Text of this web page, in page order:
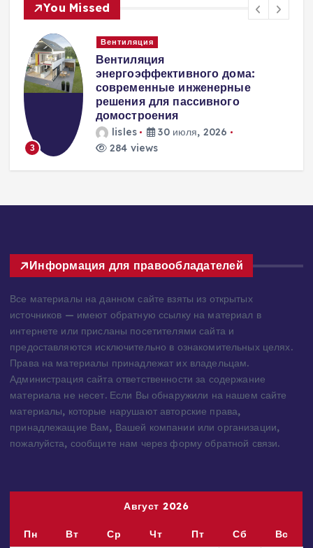
You Missed
3
Вентиляция
Вентиляция
энергоэффективного дома:
современные инженерные
решения для пассивного
домостроения
lisles
30 июля, 2026
284 views
Информация для правообладателей
Все материалы на данном сайте взяты из открытых
источников — имеют обратную ссылку на материал в
интернете или присланы посетителями сайта и
предоставляются исключительно в ознакомительных целях.
Права на материалы принадлежат их владельцам.
Администрация сайта ответственности за содержание
материала не несет. Если Вы обнаружили на нашем сайте
материалы, которые нарушают авторские права,
принадлежащие Вам, Вашей компании или организации,
пожалуйста, сообщите нам через форму обратной связи.
Август 2026
Пн Вт Ср Чт Пт Сб
Вс